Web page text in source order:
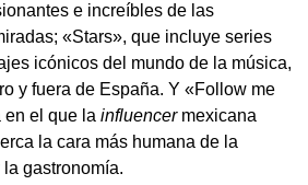
e increíbles de las
«Stars», que incluye series
icónicos del mundo de la música,
y fuera de España. Y «Follow me
en el que la influencer mexicana
la cara más humana de la
gastronomía.